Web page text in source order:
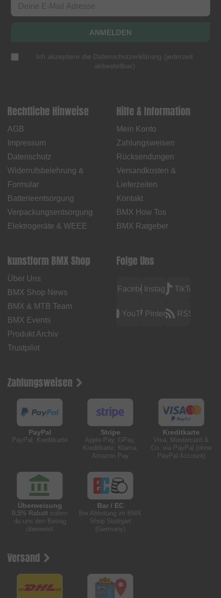
ANMELDEN
Ich akzeptiere die Datenschutzerklärung (jederzeit
abbestellbar)
Rechtliche Hinweise
AGB
Impressum
Datenschutz
Widerrufsbelehrung &
Formular
Batterieentsorgung
Verpackungsentsorgung
Elektrogeräte & WEEE
Hilfe & Information
Mein Konto
Zahlungsweisen
Rücksendungen
Versandkosten &
Lieferzeiten
Kontakt
BMX How Tos
BMX Ratgeber
kunstform BMX Shop
Über Uns
BMX Shop News
BMX & MTB Team
BMX Events
Produkt Archiv
Trustpilot
Folge Uns
FacebookInstagramTikTok
YouTubePinterest RSS
Zahlungsweisen
PayPal
PayPal, Kreditkarte
Stripe
Apple Pay, GPay,
Kreditkarte, Klarna,
Amazon Pay
Kreditkarte
Visa, Mastercard &
Co. via PayPal (ohne
PayPal Account)
Überweisung
0,5% Rabatt sofern
du uns den Betrag
überweist
Bar / EC
Bei Abholung im BMX
Shop Stuttgart
(Germany)
Versand